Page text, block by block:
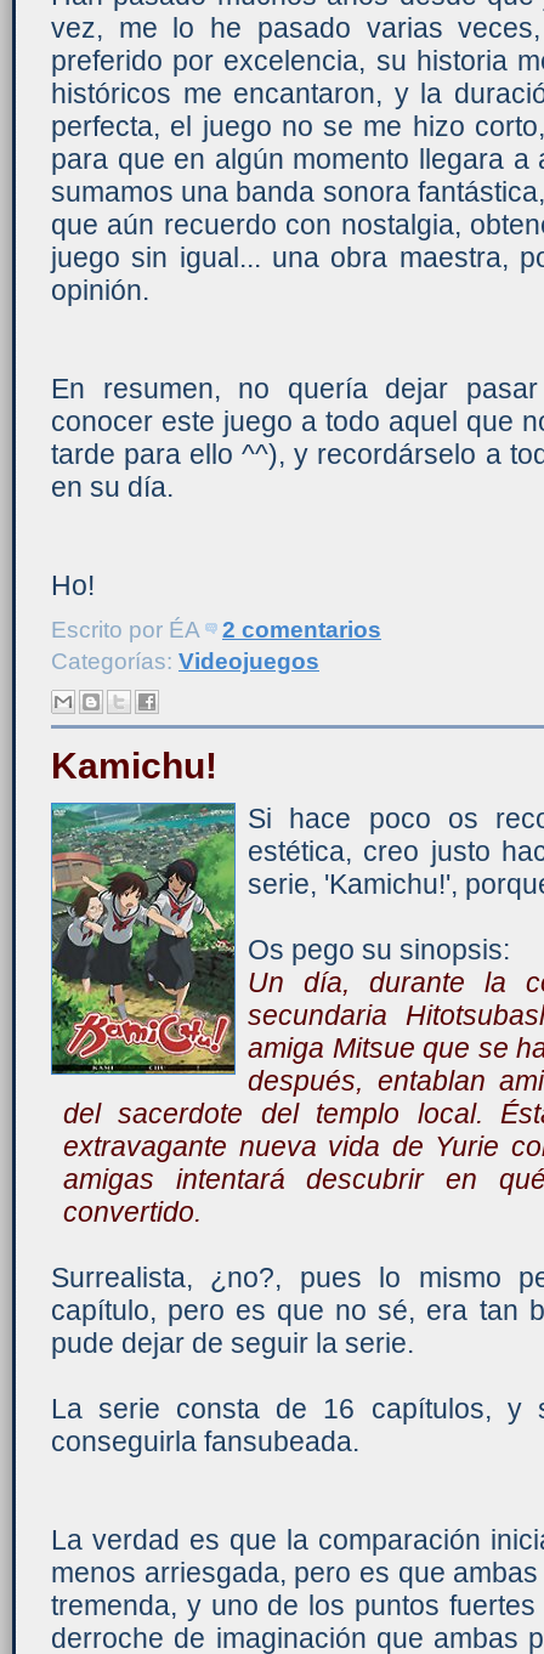
vez, me lo he pasado varias
preferido por excelencia, su historia
históricos me encantaron, y la
perfecta, el juego no se me hizo
para que en algún momento llegara a
sumamos una banda sonora
que aún recuerdo con nostalgia,
juego sin igual... una obra maestra,
opinión.
En resumen, no quería dejar
conocer este juego a todo aquel que
tarde para ello ^^), y recordárselo a
en su día.
Ho!
Escrito por ÉA
2 comentarios
Categorías: Videojuegos
Kamichu!
Si hace poco os
estética, creo justo
serie, 'Kamichu!',
Os pego su sinopsis:
Un día, durante la
secundaria
amiga Mitsue que se
después, entablan
del sacerdote del templo local.
extravagante nueva vida de Yurie
amigas intentará descubrir en
convertido.
Surrealista, ¿no?, pues lo mismo
capítulo, pero es que no sé, era tan
pude dejar de seguir la serie.
La serie consta de 16 capítulos, y
conseguirla fansubeada.
La verdad es que la comparación
menos arriesgada, pero es que
tremenda, y uno de los puntos
derroche de imaginación que ambas